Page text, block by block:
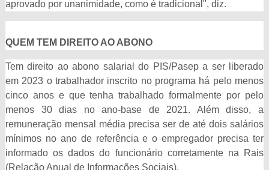
aprovado por unanimidade, como é tradicional", diz.
QUEM TEM DIREITO AO ABONO
Tem direito ao abono salarial do PIS/Pasep a ser liberado
em 2023 o trabalhador inscrito no programa há pelo menos
cinco anos e que tenha trabalhado formalmente por pelo
menos 30 dias no ano-base de 2021. Além disso, a
remuneração mensal média precisa ser de até dois salários
mínimos no ano de referência e o empregador precisa ter
informado os dados do funcionário corretamente na Rais
(Relação Anual de Informações Sociais).